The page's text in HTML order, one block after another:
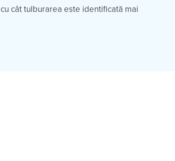
cât tulburarea este identificată mai